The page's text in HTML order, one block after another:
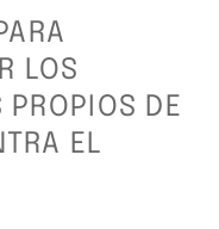
LOS
PROPIOS DE
EL